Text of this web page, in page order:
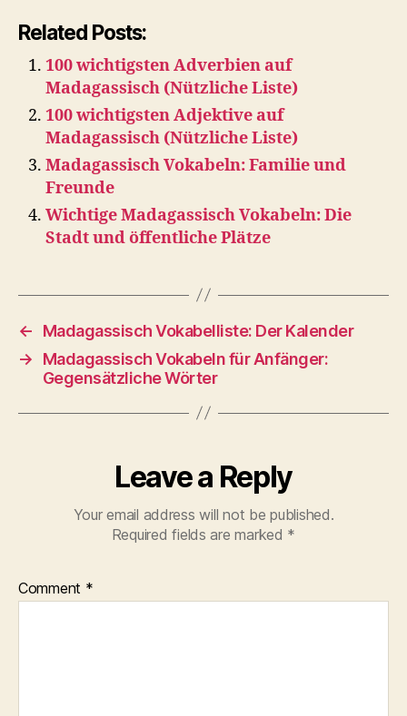
Related Posts:
100 wichtigsten Adverbien auf
Madagassisch (Nützliche Liste)
100 wichtigsten Adjektive auf
Madagassisch (Nützliche Liste)
Madagassisch Vokabeln: Familie und
Freunde
Wichtige Madagassisch Vokabeln: Die
Stadt und öffentliche Plätze
←
Madagassisch Vokabelliste: Der Kalender
→
Madagassisch Vokabeln für Anfänger:
Gegensätzliche Wörter
Leave a Reply
Your email address will not be published.
Required fields are marked *
Comment *